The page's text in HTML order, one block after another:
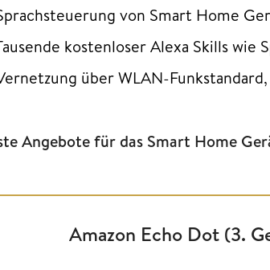
von Smart Home
kostenloser Alexa Skills wie
über WLAN-
Angebote für das Smart Home
Amazon Echo Dot (3.